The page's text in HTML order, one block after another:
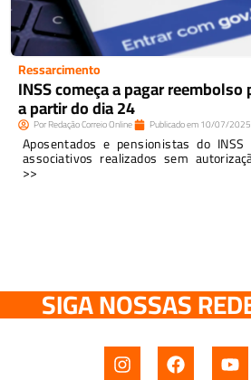
Ressarcimento
INSS começa a pagar
a partir do dia 24
PorRedação Correio Online Publicado em10/07/2025
Aposentados e pensionistas do
associativos realizados sem
>>
SIGA NOSSAS